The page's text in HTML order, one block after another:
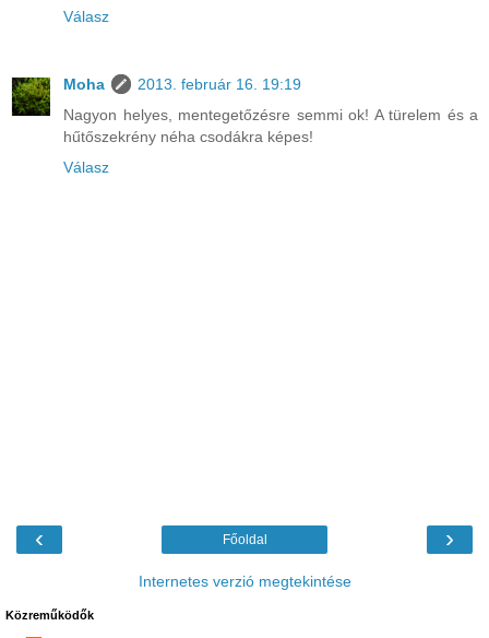
Válasz
Moha
2013. február 16. 19:19
Nagyon helyes, mentegetőzésre semmi ok! A türelem és a
hűtőszekrény néha csodákra képes!
Válasz
‹ ›
Főoldal
Internetes verzió megtekintése
Közreműködők